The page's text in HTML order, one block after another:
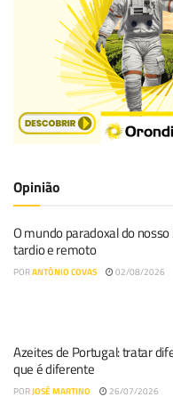
Opinião
O mundo paradoxal do
tardio e remoto
PORANTÓNIO COVAS 02/08/2026
Azeites de Portugal: tratar
que é diferente
PORJOSÉ MARTINO 26/07/2026